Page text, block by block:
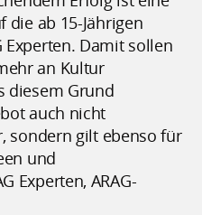
die ab 15-Jährigen
Experten. Damit sollen
an Kultur
diesem Grund
auch nicht
sondern gilt ebenso für
und
Experten, ARAG-